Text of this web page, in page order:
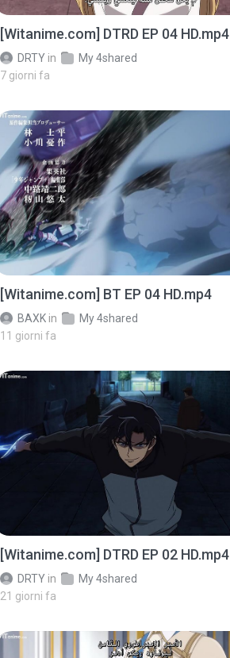
[Witanime.com] DTRD EP 04 HD.mp4
DRTY in
My 4shared
7 giorni fa
[Witanime.com] BT EP 04 HD.mp4
BAXK in
My 4shared
11 giorni fa
[Witanime.com] DTRD EP 02 HD.mp4
DRTY in
My 4shared
21 giorni fa